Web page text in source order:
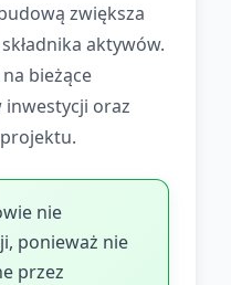
zwiększa
aktywów.
bieżące
oraz
nie
ponieważ nie
przez